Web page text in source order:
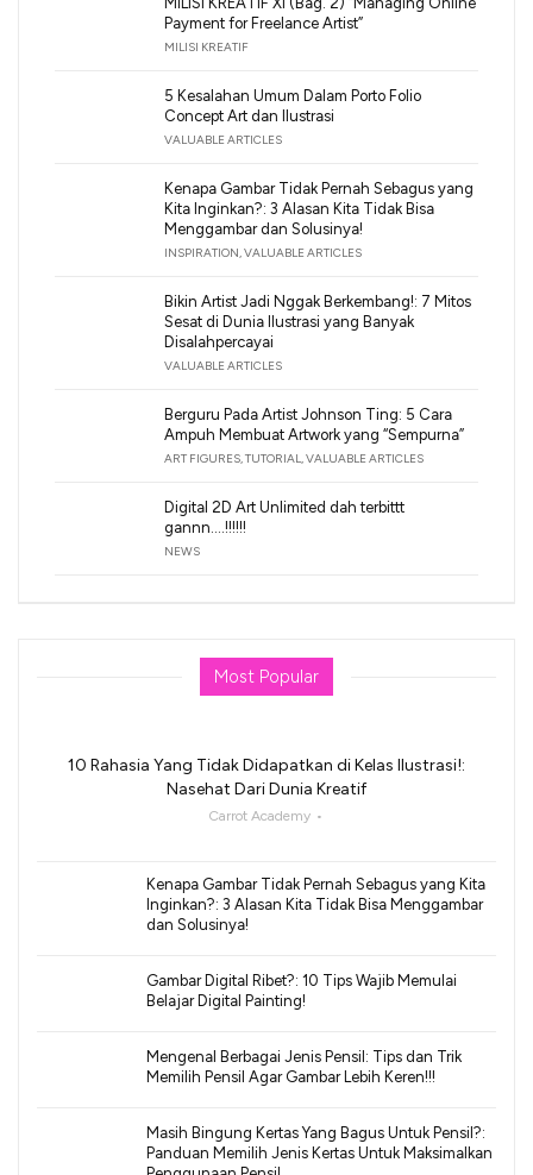
Payment for Freelance Artist”
MILISI KREATIF
5 Kesalahan Umum Dalam Porto Folio
Concept Art dan Ilustrasi
VALUABLE ARTICLES
Kenapa Gambar Tidak Pernah Sebagus yang
Kita Inginkan?: 3 Alasan Kita Tidak Bisa
Menggambar dan Solusinya!
INSPIRATION,VALUABLE ARTICLES
Bikin Artist Jadi Nggak Berkembang!: 7 Mitos
Sesat di Dunia Ilustrasi yang Banyak
Disalahpercayai
VALUABLE ARTICLES
Berguru Pada Artist Johnson Ting: 5 Cara
Ampuh Membuat Artwork yang “Sempurna”
ART FIGURES,TUTORIAL,VALUABLE ARTICLES
Digital 2D Art Unlimited dah terbittt
gannn….!!!!!!
NEWS
Most Popular
10 Rahasia Yang Tidak Didapatkan di Kelas Ilustrasi!:
Nasehat Dari Dunia Kreatif
Carrot Academy
Kenapa Gambar Tidak Pernah Sebagus yang Kita
Inginkan?: 3 Alasan Kita Tidak Bisa Menggambar
dan Solusinya!
Gambar Digital Ribet?: 10 Tips Wajib Memulai
Belajar Digital Painting!
Mengenal Berbagai Jenis Pensil: Tips dan Trik
Memilih Pensil Agar Gambar Lebih Keren!!!
Masih Bingung Kertas Yang Bagus Untuk Pensil?:
Panduan Memilih Jenis Kertas Untuk Maksimalkan